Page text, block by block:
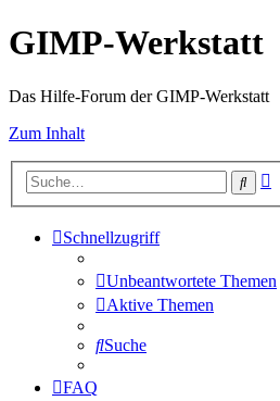
GIMP-Werkstatt
Das Hilfe-Forum der GIMP-Werkstatt
Zum Inhalt
Suche
Schnellzugriff
Unbeantwortete Themen
Aktive Themen
Suche
FAQ